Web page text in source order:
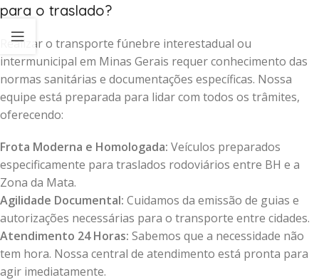
para o traslado?
Realizar o transporte fúnebre interestadual ou
intermunicipal em Minas Gerais requer conhecimento das
normas sanitárias e documentações específicas. Nossa
equipe está preparada para lidar com todos os trâmites,
oferecendo:
Frota Moderna e Homologada: Veículos preparados
especificamente para traslados rodoviários entre BH e a
Zona da Mata.
Agilidade Documental: Cuidamos da emissão de guias e
autorizações necessárias para o transporte entre cidades.
Atendimento 24 Horas: Sabemos que a necessidade não
tem hora. Nossa central de atendimento está pronta para
agir imediatamente.